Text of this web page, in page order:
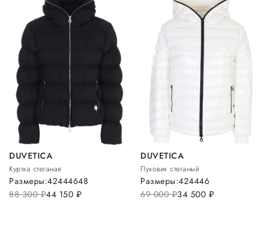
DUVETICA
Куртка стеганая
88 300руб.44 150 руб.
Размеры:42444648
DUVETICA
Пуховик стеганый
69 000руб.34 500 руб.
Размеры:424446